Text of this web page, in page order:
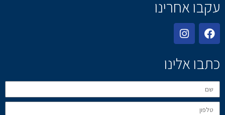
עקבו אחרינו
כתבו אלינו